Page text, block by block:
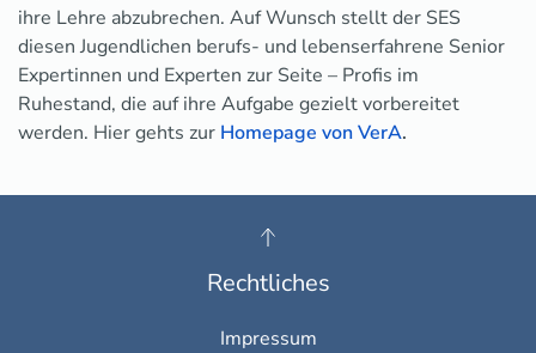
ihre Lehre abzubrechen. Auf Wunsch stellt der SES
diesen Jugendlichen berufs- und lebenserfahrene Senior
Expertinnen und Experten zur Seite – Profis im
Ruhestand, die auf ihre Aufgabe gezielt vorbereitet
werden. Hier gehts zur Homepage von VerA.
Rechtliches
Impressum